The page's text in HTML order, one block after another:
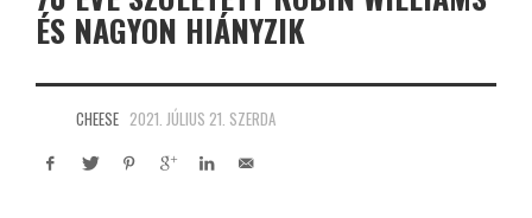
ÉS NAGYON HIÁNYZIK
CHEESE 2021. JÚLIUS 21. SZERDA